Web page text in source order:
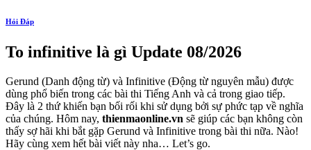
Hỏi Đáp
To infinitive là gì Update 08/2026
Gerund (Danh động từ) và Infinitive (Động từ nguyên mẫu) được
dùng phổ biến trong các bài thi Tiếng Anh và cả trong giao tiếp.
Đây là 2 thứ khiến bạn bối rối khi sử dụng bởi sự phức tạp về nghĩa
của chúng. Hôm nay, thienmaonline.vn sẽ giúp các bạn không còn
thấy sợ hãi khi bắt gặp Gerund và Infinitive trong bài thi nữa. Nào!
Hãy cùng xem hết bài viết này nha… Let’s go.